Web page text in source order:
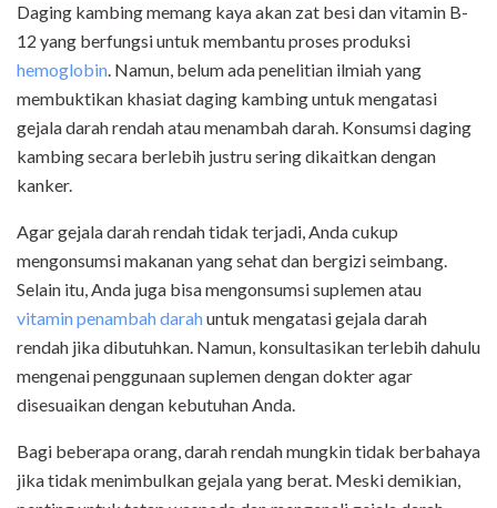
Daging kambing memang kaya akan zat besi dan vitamin B-
12 yang berfungsi untuk membantu proses produksi
hemoglobin. Namun, belum ada penelitian ilmiah yang
membuktikan khasiat daging kambing untuk mengatasi
gejala darah rendah atau menambah darah. Konsumsi daging
kambing secara berlebih justru sering dikaitkan dengan
kanker.
Agar gejala darah rendah tidak terjadi, Anda cukup
mengonsumsi makanan yang sehat dan bergizi seimbang.
Selain itu, Anda juga bisa mengonsumsi suplemen atau
vitamin penambah darahuntuk mengatasi gejala darah
rendah jika dibutuhkan. Namun, konsultasikan terlebih dahulu
mengenai penggunaan suplemen dengan dokter agar
disesuaikan dengan kebutuhan Anda.
Bagi beberapa orang, darah rendah mungkin tidak berbahaya
jika tidak menimbulkan gejala yang berat. Meski demikian,